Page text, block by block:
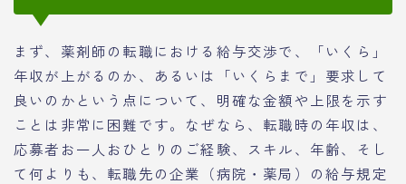
まず、薬剤師の転職における給与交渉で、「いくら」
年収が上がるのか、あるいは「いくらまで」要求して
良いのかという点について、明確な金額や上限を示す
ことは非常に困難です。なぜなら、転職時の年収は、
応募者お一人おひとりのご経験、スキル、年齢、そし
て何よりも、転職先の企業（病院・薬局）の給与規定